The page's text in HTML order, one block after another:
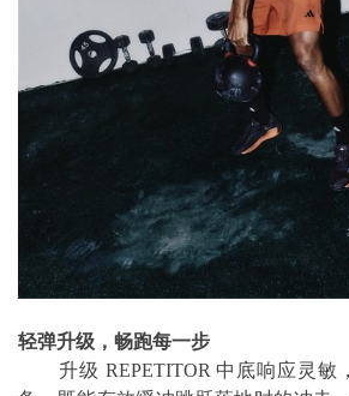
轻弹升级，畅跑每一步
升级 REPETITOR 中底响应灵敏